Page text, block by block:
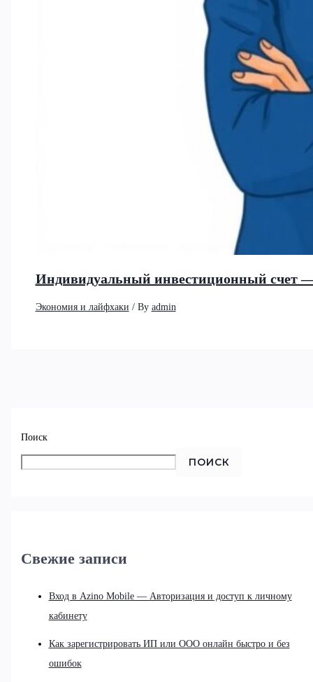
Поиск
ПОИСК
Свежие записи
Вход в Azino Mobile — Авторизация и доступ к личному
кабинету
Как зарегистрировать ИП или ООО онлайн быстро и без
ошибок
Индивидуальный инвестиционный счет
Экономия и лайфхаки / By admin